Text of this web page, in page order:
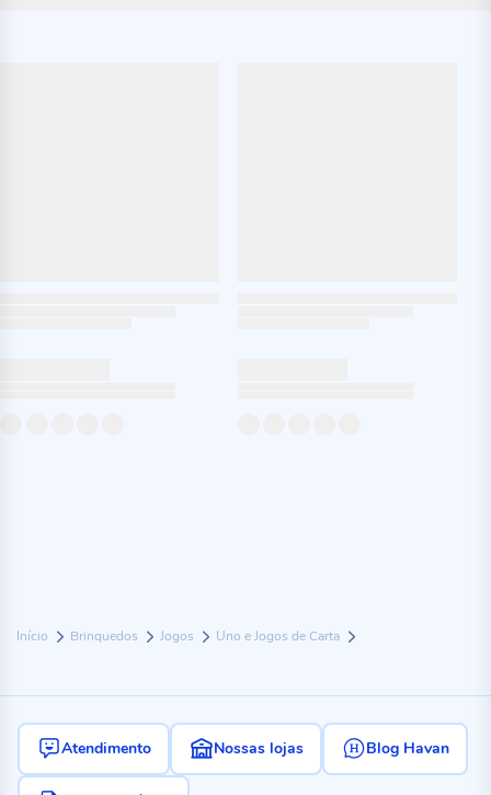
Início Brinquedos Jogos Uno e Jogos de Carta
Atendimento Nossas lojas Blog Havan